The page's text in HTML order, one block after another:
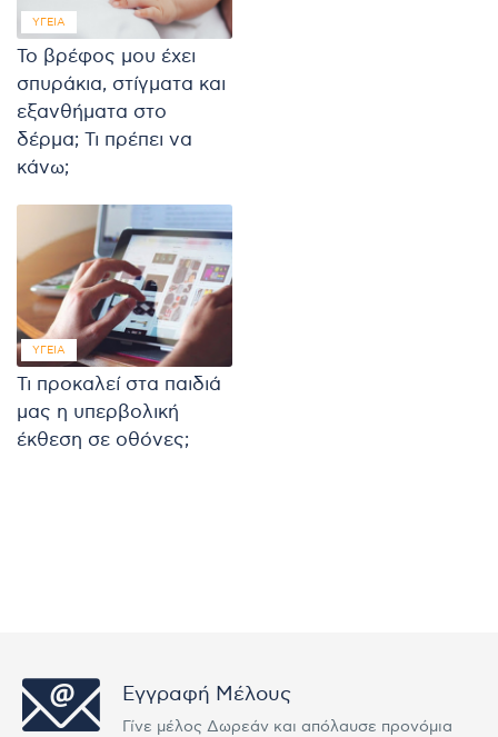
ΥΓΕΊΑ
Το βρέφος μου έχει
σπυράκια, στίγματα και
εξανθήματα στο
δέρμα; Τι πρέπει να
κάνω;
ΥΓΕΊΑ
Τι προκαλεί στα παιδιά
μας η υπερβολική
έκθεση σε οθόνες;
Εγγραφή Μέλους
Γίνε μέλος Δωρεάν και απόλαυσε προνόμια